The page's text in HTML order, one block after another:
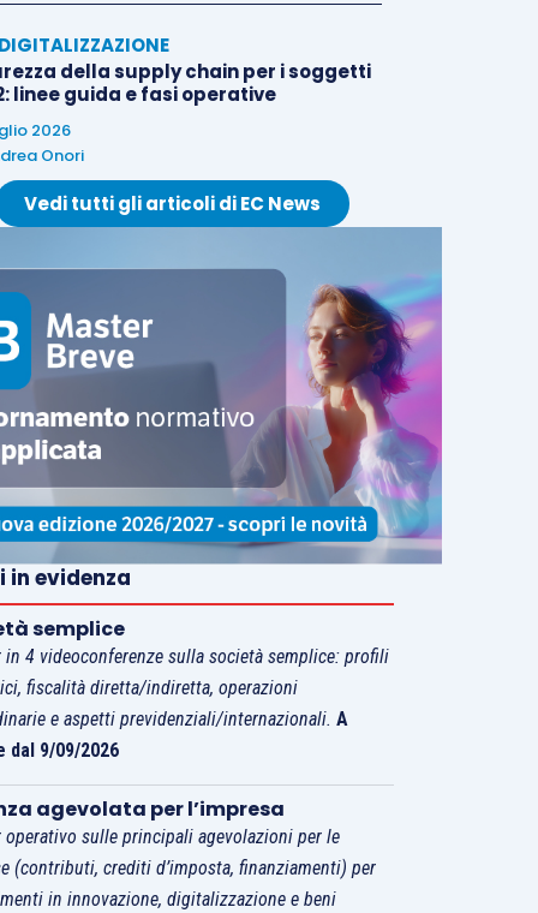
della supply chain per i soggetti
linee guida e fasi operative
2026
Onori
Vedi tutti gli articoli di EC News
in evidenza
semplice
in 4 videoconferenze sulla società semplice: profili
fiscalità diretta/indiretta, operazioni
e aspetti previdenziali/internazionali.A
dal 9/09/2026
agevolata per l’impresa
operativo sulle principali agevolazioni per le
(contributi, crediti d’imposta, finanziamenti) per
in innovazione, digitalizzazione e beni